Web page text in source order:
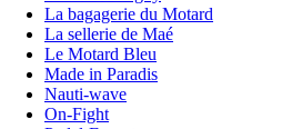
La bagagerie du Motard
La sellerie de Maé
Le Motard Bleu
Made in Paradis
Nauti-wave
On-Fight